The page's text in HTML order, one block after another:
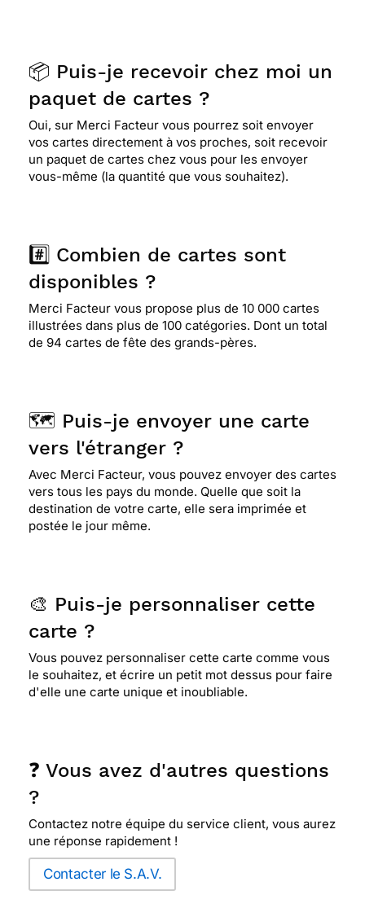
📦 Puis-je recevoir chez moi un
paquet de cartes ?
Oui, sur Merci Facteur vous pourrez soit envoyer
vos cartes directement à vos proches, soit recevoir
un paquet de cartes chez vous pour les envoyer
vous-même (la quantité que vous souhaitez).
#️⃣ Combien de cartes sont
disponibles ?
Merci Facteur vous propose plus de 10 000 cartes
illustrées dans plus de 100 catégories. Dont un total
de 94 cartes de fête des grands-pères.
🗺️ Puis-je envoyer une carte
vers l'étranger ?
Avec Merci Facteur, vous pouvez envoyer des cartes
vers tous les pays du monde. Quelle que soit la
destination de votre carte, elle sera imprimée et
postée le jour même.
🎨 Puis-je personnaliser cette
carte ?
Vous pouvez personnaliser cette carte comme vous
le souhaitez, et écrire un petit mot dessus pour faire
d'elle une carte unique et inoubliable.
❓ Vous avez d'autres questions
?
Contactez notre équipe du service client, vous aurez
une réponse rapidement !
Contacter le S.A.V.